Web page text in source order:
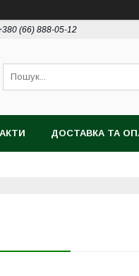
(66) 888-05-12
ДОСТАВКА ТА